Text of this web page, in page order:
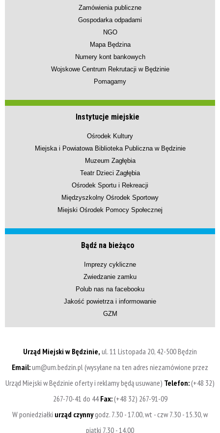
Zamówienia publiczne
Gospodarka odpadami
NGO
Mapa Będzina
Numery kont bankowych
Wojskowe Centrum Rekrutacji w Będzinie
Pomagamy
Instytucje miejskie
Ośrodek Kultury
Miejska i Powiatowa Biblioteka Publiczna w Będzinie
Muzeum Zagłębia
Teatr Dzieci Zagłębia
Ośrodek Sportu i Rekreacji
Międzyszkolny Ośrodek Sportowy
Miejski Ośrodek Pomocy Społecznej
Bądź na bieżąco
Imprezy cykliczne
Zwiedzanie zamku
Polub nas na facebooku
Jakość powietrza i informowanie
GZM
Urząd Miejski w Będzinie, ul. 11 Listopada 20, 42-500 Będzin
Email:um@um.bedzin.pl (wysyłane na ten adres niezamówione przez
Urząd Miejski w Będzinie oferty i reklamy będą usuwane) Telefon:(+48 32)
267-70-41 do 44Fax:(+48 32) 267-91-09
W poniedziałki urząd czynnygodz. 7.30 - 17.00, wt - czw 7.30 - 15.30, w
piątki 7.30 - 14.00